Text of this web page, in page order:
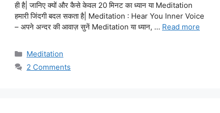
ही है| जानिए क्यों और कैसे केवल 20 मिनट का ध्यान या Meditation
हमारी जिंदगी बदल सकता है| Meditation : Hear You Inner Voice
– अपने अन्दर की आवाज़ सुनें Meditation या ध्यान, … Read more
Categories
Meditation
2 Comments